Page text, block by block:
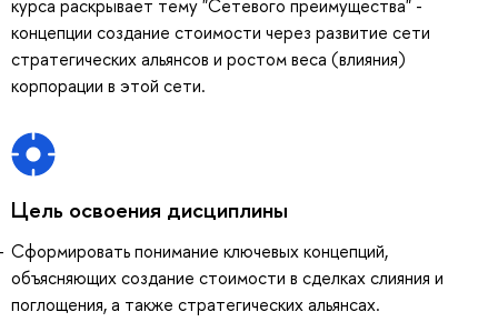
курса раскрывает тему "Сетевого преимущества" -
концепции создание стоимости через развитие сети
стратегических альянсов и ростом веса (влияния)
корпорации в этой сети.
Цель освоения дисциплины
Сформировать понимание ключевых концепций,
объясняющих создание стоимости в сделках слияния и
поглощения, а также стратегических альянсах.